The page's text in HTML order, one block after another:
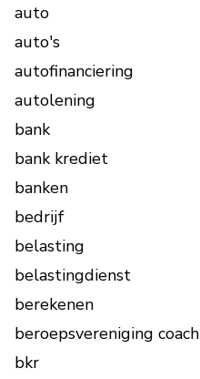
auto
auto's
autofinanciering
autolening
bank
bank krediet
banken
bedrijf
belasting
belastingdienst
berekenen
beroepsvereniging coach
bkr